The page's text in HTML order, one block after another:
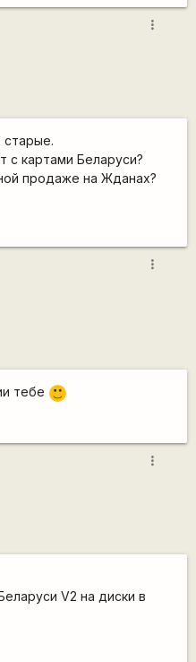
more_vert
с картами Беларуси?
продаже на Жданах?
more_vert
тебе
:)
more_vert
V2 на диски в